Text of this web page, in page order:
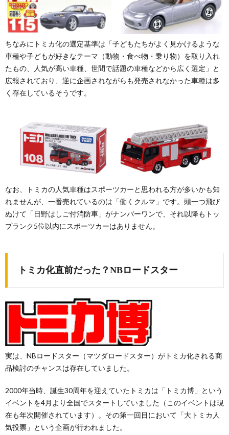
ちなみにトミカ化の選定基準は「子どもたちがよく見かけるような
車種や子どもが好きなテーマ（動物・食べ物・乗り物）を取り入れ
たもの、人気が高い車種、世間で話題の車種などから広く選定」と
広報されており、逆に企画されながらも発売されなかった車種は多
く存在しているそうです。
なお、トミカの人気車種はスポーツカーと思われる方が多いかも知
れませんが、一番売れているのは「働くクルマ」です。頭一つ飛び
ぬけて「日野はしご付消防車」がナンバーワンで、それ以降もトッ
プランク5位以内にスポーツカーはありません。
トミカ化直前だった？NBロードスター
実は、NBロードスター（マツダロードスター）がトミカ化される商
品検討のチャンスは存在していました。
2000年当時、誕生30周年を迎えていたトミカは「トミカ博」という
イベントを4月より全国でスタートしていました（このイベントは現
在も年次開催されています）。その第一回目において「大トミカ人
気投票」という企画が行われました。